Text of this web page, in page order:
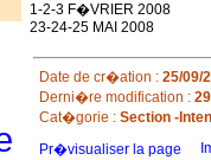
1-2-3 F�VRIER 2008
23-24-25 MAI 2008
Date de cr�ation : 25/09/
Derni�re modification :
Cat�gorie : Section -
Pr�visualiser la page